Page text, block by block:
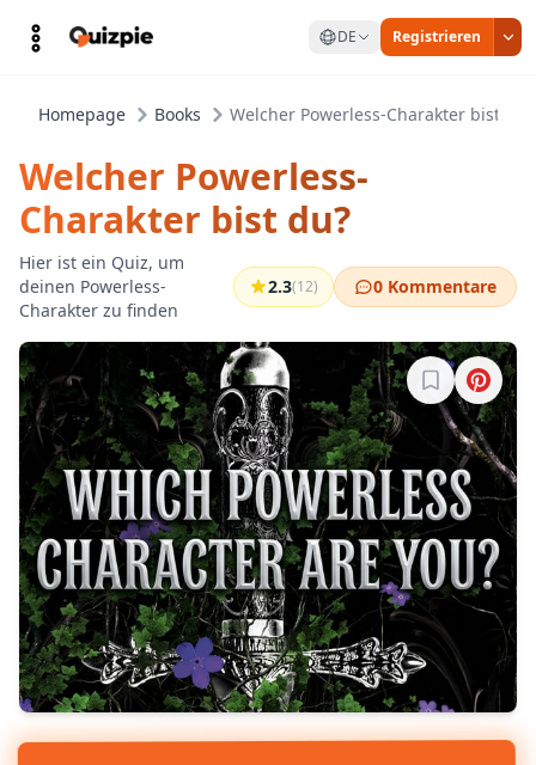
DE Registrieren
Homepage Books Welcher Powerless-Charakter bist du?
Welcher Powerless-
Charakter bist du?
Hier ist ein Quiz, um
deinen Powerless-
Charakter zu finden
2.3(12) 0 Kommentare
Melde dich